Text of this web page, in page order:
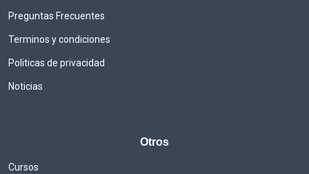
Preguntas Frecuentes
Terminos y condiciones
Politicas de privacidad
Noticias
Otros
Cursos